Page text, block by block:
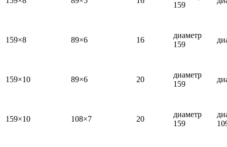
159
159×8 89×6 16
диаметр
159
159×10 89×6 20
диаметр
159
159×10 108×7 20
диаметр
159